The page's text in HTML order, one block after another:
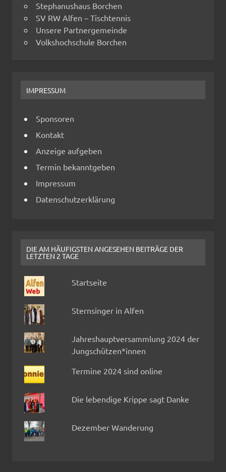
Stephanushaus Borchen
SV RW Alfen – Tischtennis
Unsere Partnergemeinde
Volkshochschule Borchen
IMPRESSUM
Sponsoren
Kontakt
Anzeige aufgeben
Termin bekanntgeben
Impressum
Datenschutzerklärung
DIE AM HÄUFIGSTEN ANGESEHEN BEITRÄGE DER
LETZTEN 2 TAGE
Startseite
Sternsinger in Alfen
Jahreshauptversammlung 2024 der
Jungschützen*innen
Termine 2024 sind online
Die lebendige Krippe sagt Danke
Dezember Wanderung